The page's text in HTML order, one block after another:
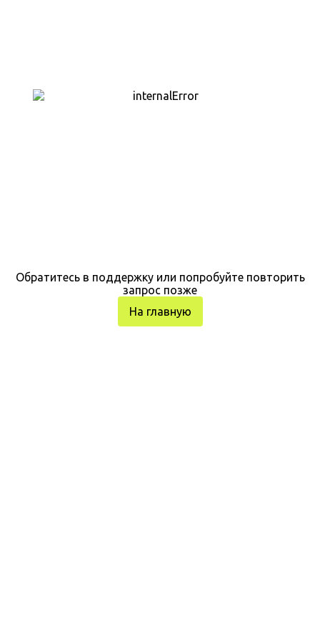
Обратитесь в поддержку или попробуйте повторить
запрос позже
На главную